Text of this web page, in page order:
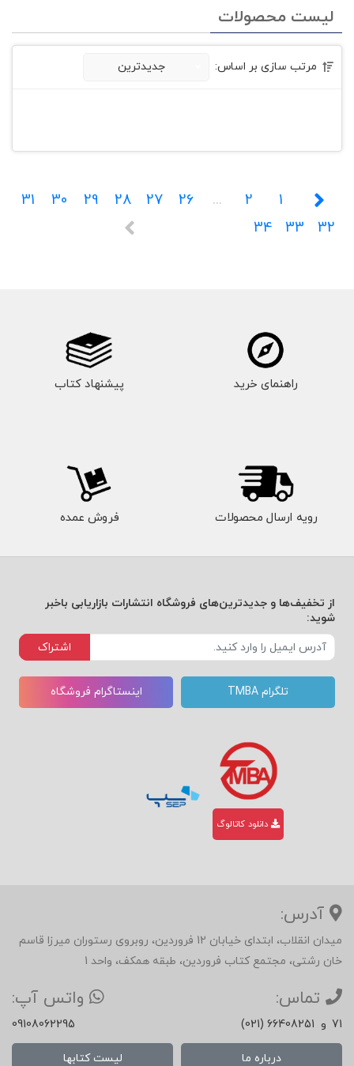
لیست محصولات
مرتب سازی بر اساس: جدیدترین
1
2
...
26
27
28
29
30
31
32
33
34
راهنمای خرید پیشنهاد کتاب
رویه ارسال محصولات فروش عمده
از تخفیف‌ها و جدیدترین‌های فروشگاه انتشارات بازاریابی باخبر
شوید:
اشتراک
تلگرام TMBA اینستاگرام فروشگاه
دانلود کاتالوگ
آدرس:
میدان انقلاب، ابتدای خیابان 12 فروردین، روبروی رستوران میرزا قاسم
خان رشتی، مجتمع کتاب فروردین، طبقه همکف، واحد 1
تماس:
(021) 66408251 و 71
واتس آپ:
09108062295
درباره ما لیست کتابها